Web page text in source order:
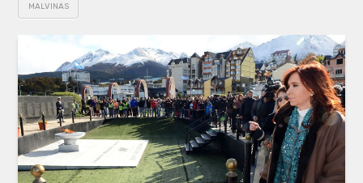
MALVINAS